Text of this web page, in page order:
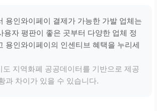
용인와이페이 결제가 가능한 가발 업체는
용자 평판이 좋은 곳부터 다양한 업체 정
용인와이페이의 인센티브 혜택을 누리세
도 지역화폐 공공데이터를 기반으로 제공
과 차이가 있을 수 있습니다.